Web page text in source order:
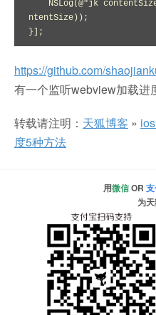
ntentSize));
}];
https://github.com/
有一个监听webview加载进
转载请注明： 天狐博客 »
度5种方法
用微信OR
为